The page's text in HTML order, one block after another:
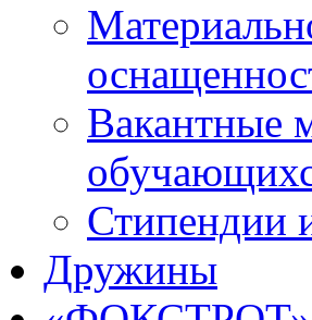
Вакантные
Стипендии
Дружины